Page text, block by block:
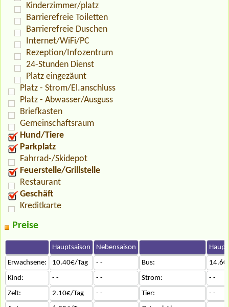
Kinderzimmer/platz
Barrierefreie Toiletten
Barrierefreie Duschen
Internet/WiFi/PC
Rezeption/Infozentrum
24-Stunden Dienst
Platz eingezäunt
Platz - Strom/El.anschluss
Platz - Abwasser/Ausguss
Briefkasten
Gemeinschaftsraum
Hund/Tiere
Parkplatz
Fahrrad-/Skidepot
Feuerstelle/Grillstelle
Restaurant
Geschäft
Kreditkarte
Preise
Hauptsaison Nebensaison
Erwachsene:
10.40€/Tag - - Bus:
Kind:
- - - - Strom:
- -
Zelt:
2.10€/Tag - - Tier:
- -